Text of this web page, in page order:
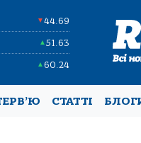
▼44.69
▲51.63
▲60.24
СТАТТІ